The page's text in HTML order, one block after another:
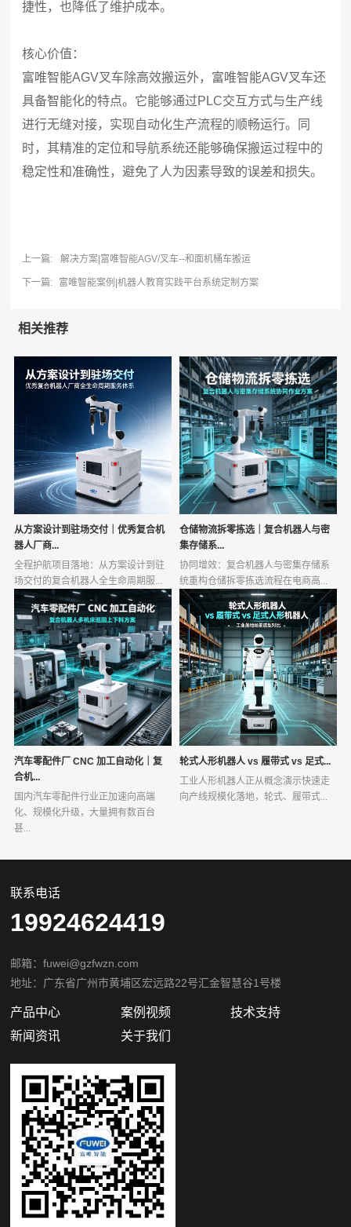
捷性，也降低了维护成本。
核心价值：
富唯智能AGV叉车除高效搬运外，富唯智能AGV叉车还
具备智能化的特点。它能够通过PLC交互方式与生产线
进行无缝对接，实现自动化生产流程的顺畅运行。同
时，其精准的定位和导航系统还能够确保搬运过程中的
稳定性和准确性，避免了人为因素导致的误差和损失。
上一篇: 解决方案|富唯智能AGV/叉车--和面机桶车搬运
下一篇: 富唯智能案例|机器人教育实践平台系统定制方案
相关推荐
从方案设计到驻场交付｜优秀复合机
器人厂商...
全程护航项目落地：从方案设计到驻
场交付的复合机器人全生命周期服...
仓储物流拆零拣选｜复合机器人与密
集存储系...
协同增效：复合机器人与密集存储系
统重构仓储拆零拣选流程在电商高...
汽车零配件厂 CNC 加工自动化｜复
合机...
国内汽车零配件行业正加速向高端
化、规模化升级，大量拥有数百台
甚...
轮式人形机器人 vs 履带式 vs 足式...
工业人形机器人正从概念演示快速走
向产线规模化落地，轮式、履带式...
联系电话
19924624419
邮箱：fuwei@gzfwzn.com
地址：广东省广州市黄埔区宏远路22号汇金智慧谷1号楼
产品中心 案例视频
技术支持
新闻资讯
关于我们